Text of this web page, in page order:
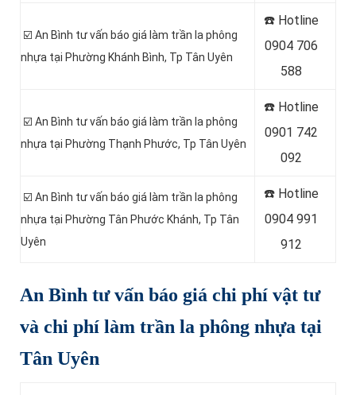
☑️ An Bình tư vấn báo giá làm trần la phông
nhựa tại Phường Khánh Bình, Tp Tân Uyên
☎️ Hotline
0904 706
588
☑️ An Bình tư vấn báo giá làm trần la phông
nhựa tại Phường Thạnh Phước, Tp Tân Uyên
☎️ Hotline
0901 742
092
☑️ An Bình tư vấn báo giá làm trần la phông
nhựa tại Phường Tân Phước Khánh, Tp Tân
Uyên
☎️ Hotline
0904 991
912
An Bình tư vấn báo giá chi phí vật tư
và chi phí làm trần la phông nhựa tại
Tân Uyên